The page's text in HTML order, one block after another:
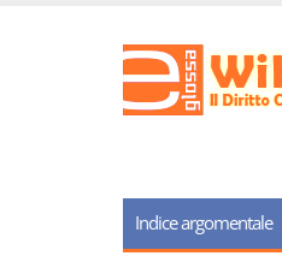
Indice argomentale